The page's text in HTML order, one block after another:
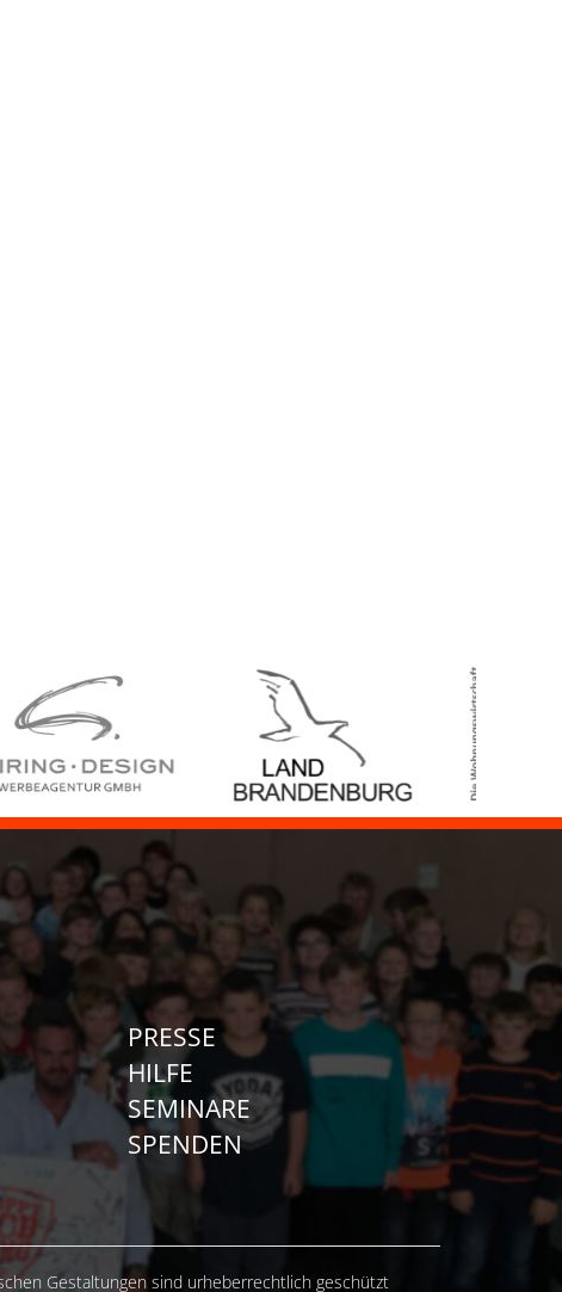
PRESSE
HILFE
SEMINARE
SPENDEN
Gestaltungen sind urheberrechtlich geschützt